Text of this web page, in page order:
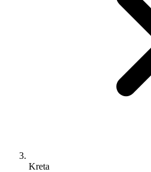
Kreta